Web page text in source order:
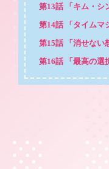
第13話 「キム・シ
第14話 「タイムマ
第15話 「消せない
第16話 「最高の選